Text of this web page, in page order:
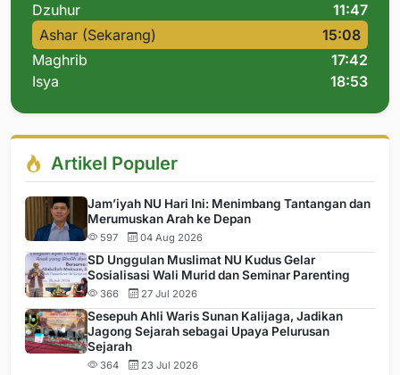
Dzuhur
11:47
Ashar (Sekarang)
15:08
Maghrib
17:42
Isya
18:53
Artikel Populer
Jam’iyah NU Hari Ini: Menimbang Tantangan dan
Merumuskan Arah ke Depan
597 04 Aug 2026
SD Unggulan Muslimat NU Kudus Gelar
Sosialisasi Wali Murid dan Seminar Parenting
366 27 Jul 2026
Sesepuh Ahli Waris Sunan Kalijaga, Jadikan
Jagong Sejarah sebagai Upaya Pelurusan
Sejarah
364 23 Jul 2026